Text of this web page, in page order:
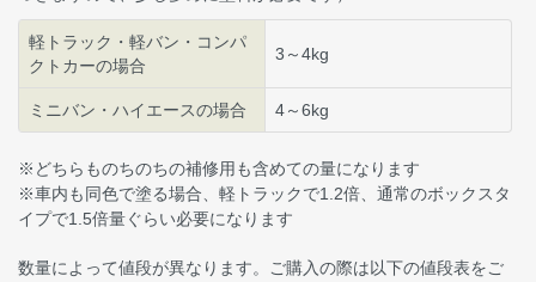
軽トラック・軽バン・コンパ
クトカーの場合
3～4kg
ミニバン・ハイエースの場合 4～6kg
※どちらものちのちの補修用も含めての量になります
※車内も同色で塗る場合、軽トラックで1.2倍、通常のボックスタ
イプで1.5倍量ぐらい必要になります
数量によって値段が異なります。ご購入の際は以下の値段表をご